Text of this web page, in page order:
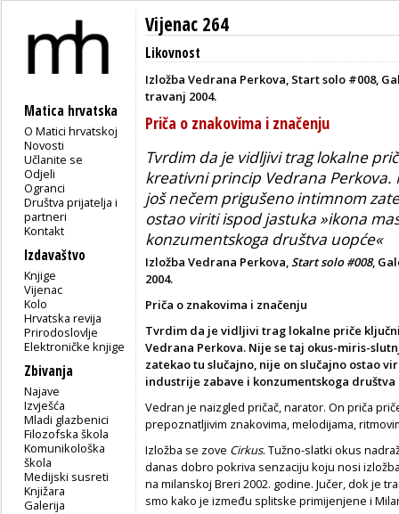
Matica hrvatska
O Matici hrvatskoj
Novosti
Učlanite se
Odjeli
Ogranci
Društva prijatelja i
partneri
Kontakt
Izdavaštvo
Knjige
Vijenac
Kolo
Hrvatska revija
Prirodoslovlje
Elektroničke knjige
Zbivanja
Najave
Izvješća
Mladi glazbenici
Filozofska škola
Komunikološka
škola
Medijski susreti
Knjižara
Galerija
Vijenac 264
Likovnost
Izložba Vedrana Perkova, Start solo #008,
travanj 2004.
Priča o znakovima i značenju
Tvrdim da je vidljivi trag lokalne
kreativni princip Vedrana Perkova.
još nečem prigušeno intimnom
ostao viriti ispod jastuka »ikona
konzumentskoga društva uopće«
Izložba Vedrana Perkova, Start solo #008,
2004.
Priča o znakovima i značenju
Tvrdim da je vidljivi trag lokalne priče
Vedrana Perkova. Nije se taj okus-miris-
zatekao tu slučajno, nije on slučajno ostao
industrije zabave i konzumentskoga društva
Vedran je naizgled pričač, narator. On priča
prepoznatljivim znakovima, melodijama,
Izložba se zove Cirkus. Tužno-slatki okus
danas dobro pokriva senzaciju koju nosi
na milanskoj Breri 2002. godine. Jučer, dok je
smo kako je između splitske primijenjene i